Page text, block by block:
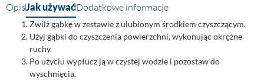
Opis Jak używaćDodatkowe informacje
Zwilż gąbkę w zestawie z ulubionym środkiem czyszczącym.
Użyj gąbki do czyszczenia powierzchni, wykonując okrężne
ruchy.
Po użyciu wypłucz ją w czystej wodzie i pozostaw do
wyschnięcia.